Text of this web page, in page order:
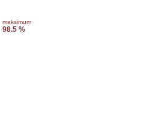
maksimum
98.5 %